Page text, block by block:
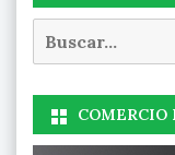
COMERCIO